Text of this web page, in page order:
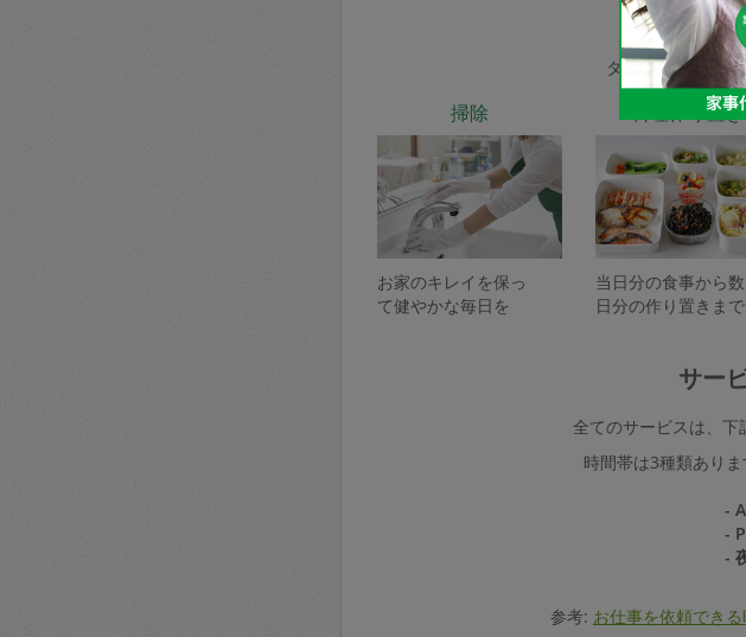
家事
タスカジで依頼で
掃除
お家のキレイを保っ
て健やかな毎日を
料理作り置き
当日分の食事から数
日分の作り置きまで
サー
全てのサービスは、下
時間帯は3種類あり
-
-
-
参考: お仕事を依頼でき